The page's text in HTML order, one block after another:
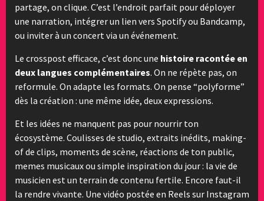
partage, on clique. C’est l’endroit parfait pour déployer
une narration, intégrer un lien vers Spotify ou Bandcamp,
ou inviter à un concert via un événement.
Le crosspost efficace, c’est donc une histoire racontée en
deux langues complémentaires. On ne répète pas, on
reformule. On adapte les formats. On pense “polyforme”
dès la création : une même idée, deux expressions.
Et les idées ne manquent pas pour nourrir ton
écosystème. Coulisses de studio, extraits inédits, making-
of de clips, moments de scène, réactions de ton public,
memes musicaux ou simple inspiration du jour : la vie de
musicien est un terrain de contenu fertile. Encore faut-il
la rendre vivante. Une vidéo postée en Reels sur Instagram